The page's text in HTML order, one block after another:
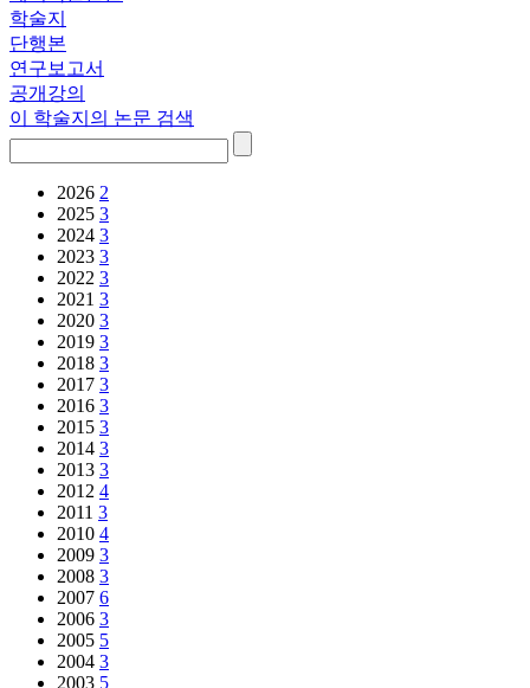
학술지
단행본
연구보고서
공개강의
이 학술지의 논문 검색
2026 2
2025 3
2024 3
2023 3
2022 3
2021 3
2020 3
2019 3
2018 3
2017 3
2016 3
2015 3
2014 3
2013 3
2012 4
2011 3
2010 4
2009 3
2008 3
2007 6
2006 3
2005 5
2004 3
2003 5